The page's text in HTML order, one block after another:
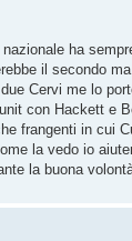
ha
il secondo
Cervi me lo
con Hackett e
frangenti in cui
la vedo io
la buona